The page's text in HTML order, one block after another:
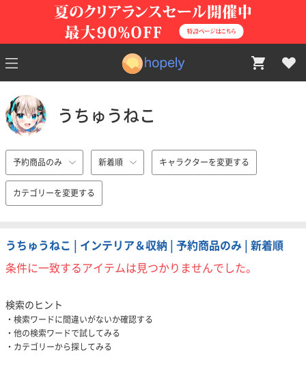
うちゅうねこ
予約商品のみ 新着順 キャラクターを変更する
カテゴリーを変更する
うちゅうねこ | インテリア＆収納 | 予約商品のみ | 新着順
条件に一致するアイテムは見つかりませんでした。
検索のヒント
検索ワードに間違いがないか確認する
他の検索ワードで試してみる
カテゴリーから探してみる